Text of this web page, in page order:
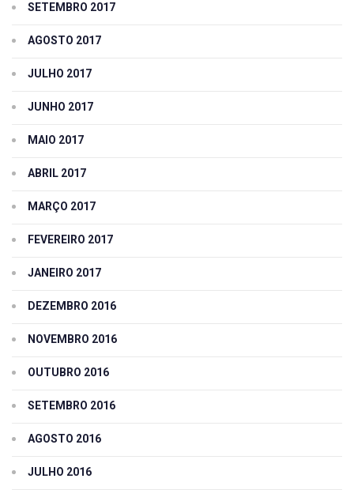
SETEMBRO 2017
AGOSTO 2017
JULHO 2017
JUNHO 2017
MAIO 2017
ABRIL 2017
MARÇO 2017
FEVEREIRO 2017
JANEIRO 2017
DEZEMBRO 2016
NOVEMBRO 2016
OUTUBRO 2016
SETEMBRO 2016
AGOSTO 2016
JULHO 2016